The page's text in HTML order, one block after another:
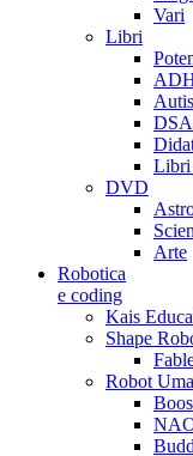
Vari
Libri
Libri
DVD
Arte
Robotica
e coding
Kais
Shape
Robot